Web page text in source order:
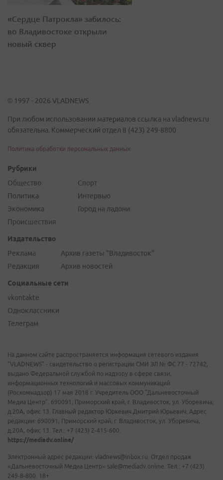
«Сердце Патрокла» забилось:
во Владивостоке открыли
новый сквер
© 1997 - 2026 VLADNEWS
При любом использовании материалов ссылка на vladnews.ru
обязательна. Коммерческий отдел 8 (423) 249-8800
Политика обработки персональных данных
Рубрики
Общество
Политика
Экономика
Происшествия
Спорт
Интервью
Город на ладони
Издательство
Реклама
Редакция
Архив газеты "Владивосток"
Архив новостей
Социальные сети
vkontakte
Одноклассники
Телеграм
На данном сайте распространяется информация сетевого издания
"VLADNEWS" - свидетельство о регистрации СМИ ЭЛ № ФС 77 - 72742,
выдано Федеральной службой по надзору в сфере связи,
информационных технологий и массовых коммуникаций
(Роскомнадзор) 17 мая 2018 г. Учредитель ООО "Дальневосточный
Медиа Центр". 690091, Приморский край, г. Владивосток, ул. Уборевича,
д.20А, офис 13. Главный редактор Юркевич Дмитрий Юрьевич. Адрес
редакции: 690091, Приморский край, г. Владивосток, ул. Уборевича,
д.20А, офис 13. Тел.: +7 (423) 2-415-600.
https://mediadv.online/
Электронный адрес редакции: vladnews@inbox.ru. Отдел продаж
«Дальневосточный Медиа Центр» sale@mediadv.online. Тел.: +7 (423)
249-8-800. 18+